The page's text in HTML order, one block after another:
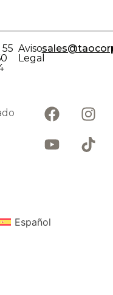
Aviso
Legal
55
Español